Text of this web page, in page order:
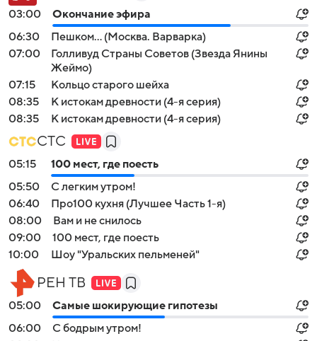
03:00
Окончание эфира
06:30
Пешком... (Москва. Варварка)
07:00
Голливуд Страны Советов (Звезда Янины
Жеймо)
07:15
Кольцо старого шейха
08:35
К истокам древности (4-я серия)
08:35
К истокам древности (4-я серия)
СТС
05:15
100 мест, где поесть
05:50
С легким утром!
06:40
Про100 кухня (Лучшее Часть 1-я)
08:00
Вам и нe снилоcь
09:00
100 мест, где поесть
10:00
Шоу "Уральских пельменей"
РЕН ТВ
05:00
Самые шoкиpующие гипотезы
06:00
С бодрым утром!